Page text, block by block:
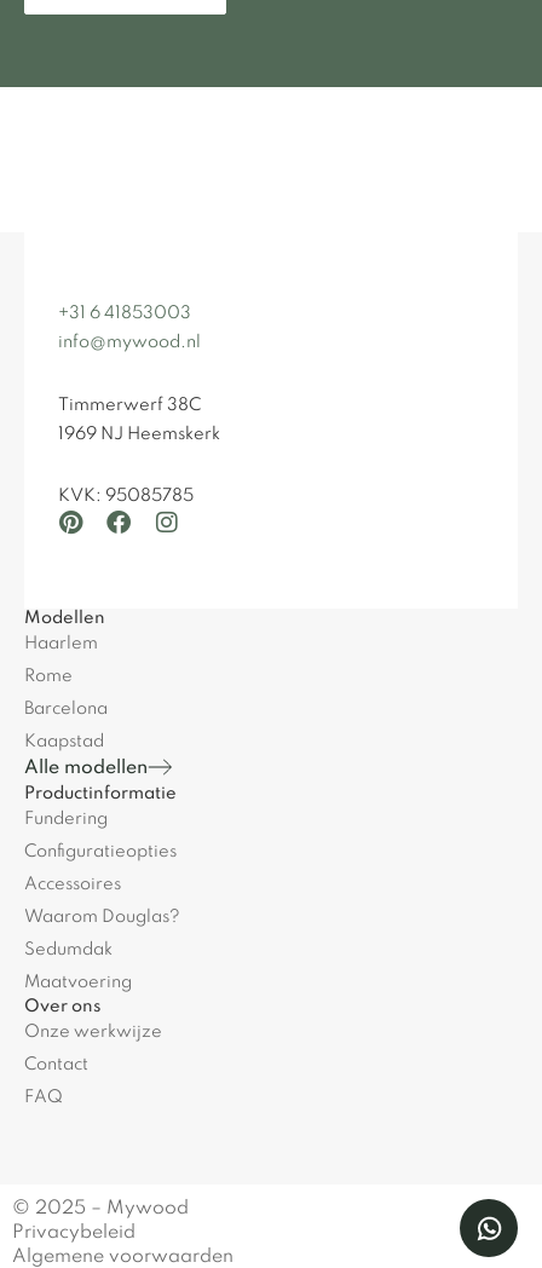
+31 6 41853003
info@mywood.nl
Timmerwerf 38C
1969 NJ Heemskerk
KVK: 95085785
Modellen
Haarlem
Rome
Barcelona
Kaapstad
Alle modellen
Productinformatie
Fundering
Configuratieopties
Accessoires
Waarom Douglas?
Sedumdak
Maatvoering
Over ons
Onze werkwijze
Contact
FAQ
© 2025 – Mywood
Privacybeleid
Algemene voorwaarden